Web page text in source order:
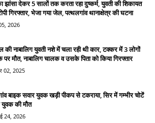
झांसा देकर 5 सालों तक करता रहा दुष्कर्म, युवती की शिकायत
गिरफ्तार, भेजा गया जेल, पत्थलगांव थानाक्षेत्र की घटना
2026
की नाबालिग युवती नशे में चला रही थी कार, टक्कर में 3 लोगों
पर मौत, नाबालिग चालक व उसके पिता को किया गिरफ्तार
02, 2025
बाइक सवार युवक खड़ी पीकप से टकराया, सिर में गम्भीर चोटें
की मौत
24, 2026